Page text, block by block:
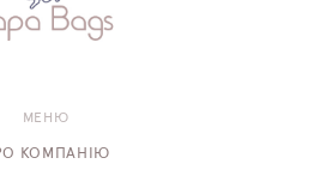
МЕНЮ
КОМПАНІЮ